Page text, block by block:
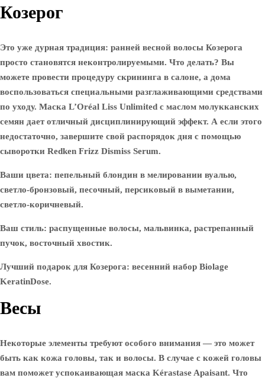
Козерог
Это уже дурная традиция: ранней весной волосы Козерога
просто становятся неконтролируемыми. Что делать? Вы
можете провести процедуру скрининга в салоне, а дома
воспользоваться специальными разглаживающими средствами
по уходу. Маска L’Oréal Liss Unlimited с маслом молукканских
семян дает отличный дисциплинирующий эффект. А если этого
недостаточно, завершите свой распорядок дня с помощью
сыворотки Redken Frizz Dismiss Serum.
Ваши цвета: пепельный блондин в мелировании вуалью,
светло-бронзовый, песочный, персиковый в выметании,
светло-коричневый.
Ваш стиль: распущенные волосы, мальвинка, растрепанный
пучок, восточный хвостик.
Лучший подарок для Козерога: весенний набор Biolage
KeratinDose.
Весы
Некоторые элементы требуют особого внимания — это может
быть как кожа головы, так и волосы. В случае с кожей головы
вам поможет успокаивающая маска Kérastase Apaisant. Что